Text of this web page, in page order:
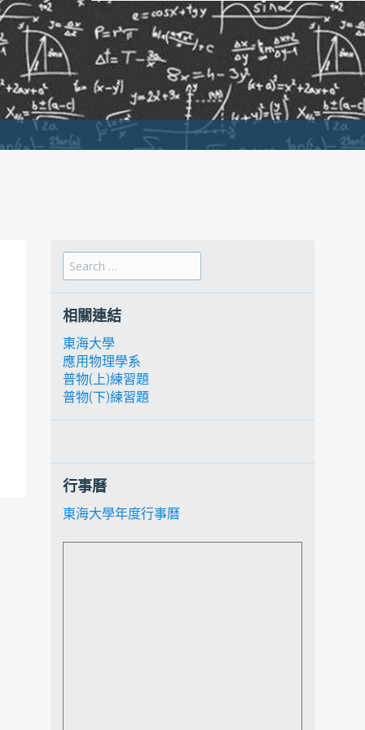
Search for:
相關連結
東海大學
應用物理學系
普物(上)練習題
普物(下)練習題
行事曆
東海大學年度行事曆